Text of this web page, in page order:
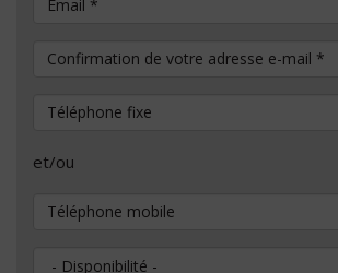
Confirmation de votre adresse e-mail
Téléphone fixe
et/ou
Téléphone mobile
Disponibilité